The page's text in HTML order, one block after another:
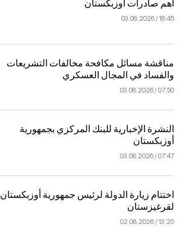
أهم صادرات أوزبكستان
18:45 / 03.08.2026
مناقشة مسائل مكافحة مخالفات التشريعات
والفساد في المجال العسكري
07:50 / 03.08.2026
النشرة الإخبارية للبنك المركزي بجمهورية
أوزبكستان
07:47 / 03.08.2026
اختتام زيارة الدولة لرئيس جمهورية أوزبكستان
لقرغيزستان
13:20 / 02.08.2026